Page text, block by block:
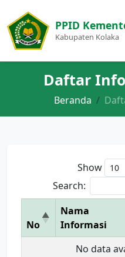
PPID
Kabupaten Kolaka
Daftar
Beranda
Show
Search:
No
Nama
Informasi
No data